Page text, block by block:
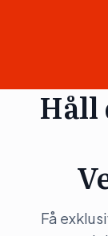
Håll
Få